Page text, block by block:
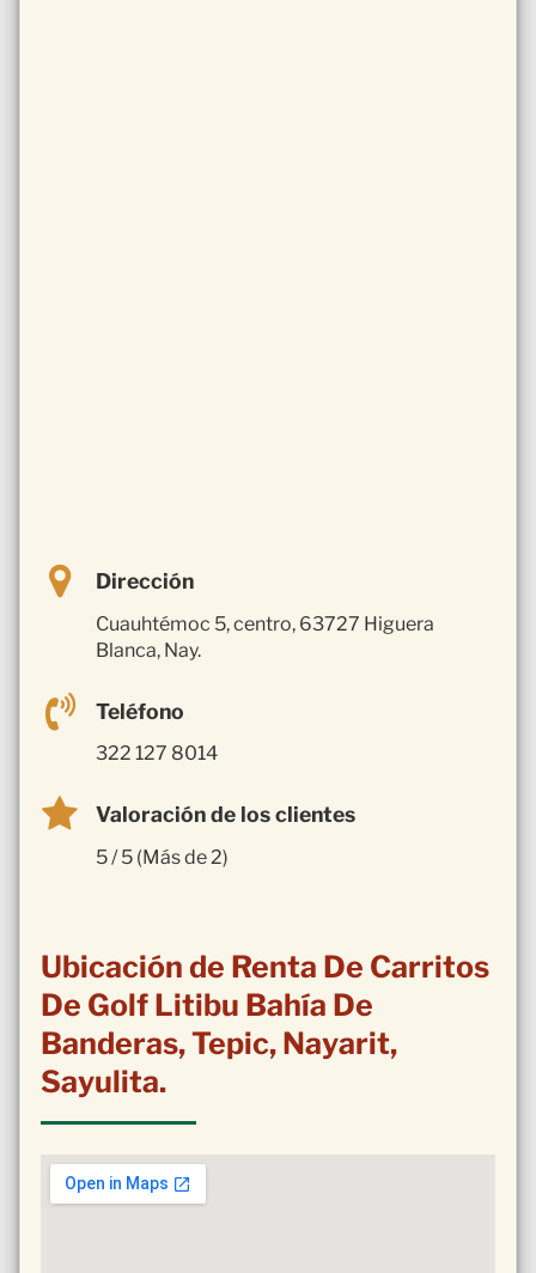
Dirección
Cuauhtémoc 5, centro, 63727 Higuera
Blanca, Nay.
Teléfono
322 127 8014
Valoración de los clientes
5 / 5 (Más de 2)
Ubicación de Renta De Carritos
De Golf Litibu Bahía De
Banderas, Tepic, Nayarit,
Sayulita.